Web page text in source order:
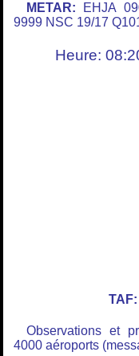
METAR: EHJA
9999 NSC 19/17
Heure:
TAF:
Observations et
4000 aéroports